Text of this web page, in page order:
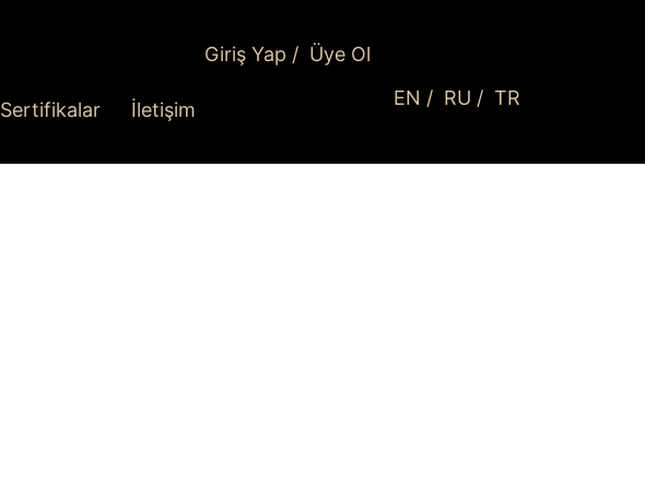
Sertifikalar İletişim
Giriş Yap / Üye Ol
EN / RU / TR